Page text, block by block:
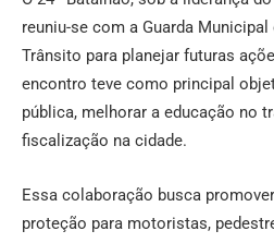
reuniu-se com a Guarda
Trânsito para planejar futuras
encontro teve como principal
pública, melhorar a educação no
fiscalização na cidade.
Essa colaboração busca
proteção para motoristas,